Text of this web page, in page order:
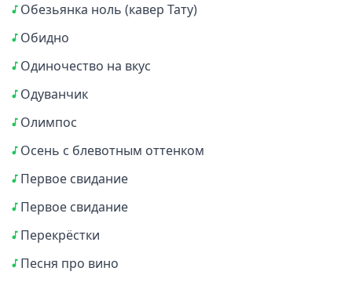
Обезьянка ноль (кавер Тату)
Обидно
Одиночество на вкус
Одуванчик
Олимпос
Осень с блевотным оттенком
Первое свидание
Первое свидание
Перекрёстки
Песня про вино